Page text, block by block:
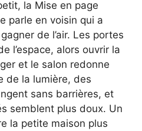
la Mise en page
parle en voisin qui a
de l’air. Les portes
l’espace, alors ouvrir la
et le salon redonne
de la lumière, des
sans barrières, et
semblent plus doux. Un
la petite maison plus